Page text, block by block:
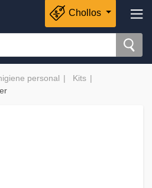
Chollos
personal
Kits